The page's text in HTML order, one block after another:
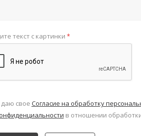
текст с картинки *
свое Согласие на обработку
в отношении